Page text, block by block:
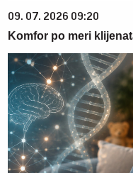
09. 07. 2026 09:20
Komfor po meri